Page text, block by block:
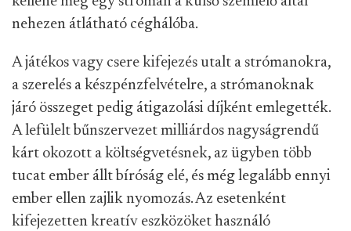
nehezen átlátható céghálóba.
A játékos vagy csere kifejezés utalt a strómanokra,
a szerelés a készpénzfelvételre, a strómanoknak
járó összeget pedig átigazolási díjként emlegették.
A lefülelt bűnszervezet milliárdos nagyságrendű
kárt okozott a költségvetésnek, az ügyben több
tucat ember állt bíróság elé, és még legalább ennyi
ember ellen zajlik nyomozás. Az esetenként
kifejezetten kreatív eszközöket használó